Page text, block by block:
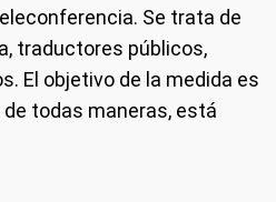
Se trata de
traductores públicos,
El objetivo de la medida es
todas maneras, está